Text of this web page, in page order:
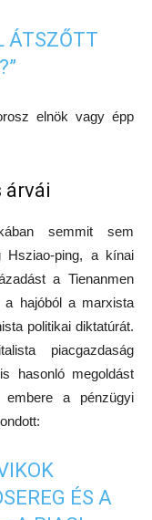
ÁTSZŐTT
elnök vagy épp
árvái
semmit sem
Hsziao-ping, a kínai
a Tienanmen
a hajóból a marxista
politikai diktatúrát.
piacgazdaság
hasonló megoldást
embere a pénzügyi
ÉS A